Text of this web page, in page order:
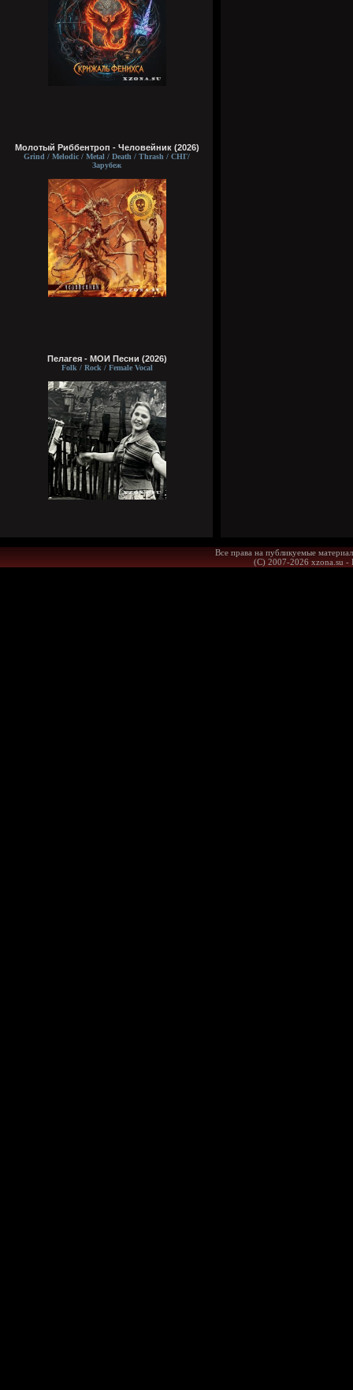
Молотый Риббентроп - Человейник (2026)
Grind / Melodic / Metal / Death / Thrash / СНГ/
Зарубеж
Пелагея - МОИ Песни (2026)
Folk / Rock / Female Vocal
Все права на публикуемые
(С) 2007-2026 xzona.su -